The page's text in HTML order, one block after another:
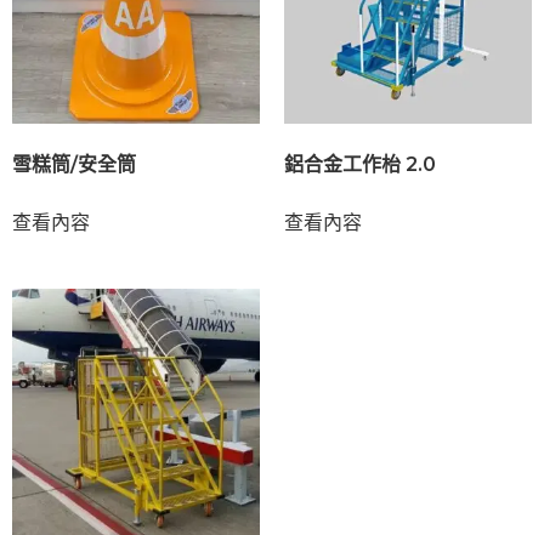
雪糕筒/安全筒
查看內容
鋁合金工作枱 2.0
查看內容